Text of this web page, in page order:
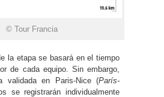
© Tour Francia
la etapa se basará en el tiempo
de cada equipo. Sin embargo,
validada en Paris-Nice (París-
se registrarán individualmente